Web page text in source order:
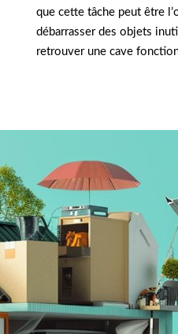
que cette tâche peut être
débarrasser des objets
retrouver une cave